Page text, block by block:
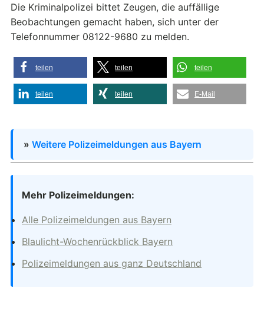
Die Kriminalpolizei bittet Zeugen, die auffällige
Beobachtungen gemacht haben, sich unter der
Telefonnummer 08122-9680 zu melden.
teilen teilen teilen
teilen teilen E-Mail
» Weitere Polizeimeldungen aus Bayern
Mehr Polizeimeldungen:
Alle Polizeimeldungen aus Bayern
Blaulicht-Wochenrückblick Bayern
Polizeimeldungen aus ganz Deutschland